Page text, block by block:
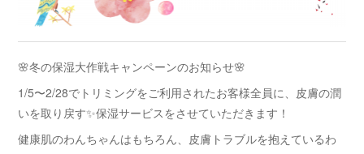
🌸冬の保湿大作戦キャンペーンのお知らせ🌸
1/5〜2/28でトリミングをご利用されたお客様全員に、皮膚の潤
いを取り戻す✨保湿サービスをさせていただきます！
健康肌のわんちゃんはもちろん、皮膚トラブルを抱えているわ